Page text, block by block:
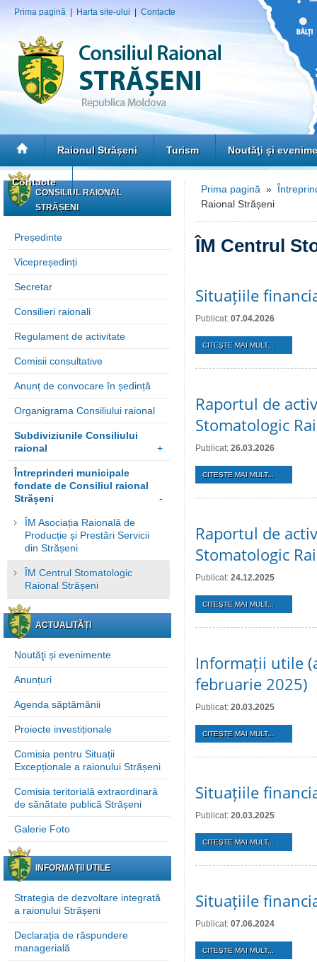
Prima pagină Harta site-ului Contacte
Raionul Strășeni Turism Noutăţi și
Contacte
CONSILIUL RAIONAL
STRĂȘENI
Președinte
Vicepreședinți
Secretar
Consilieri raionali
Regulament de activitate
Comisii consultative
Anunț de convocare în ședință
Organigrama Consiliului raional
Subdiviziunile Consiliului
raional
+
Întreprinderi municipale
fondate de Consiliul raional
Strășeni
-
ÎM Asociația Raională de
Producție și Prestări Servicii
din Strășeni
ÎM Centrul Stomatologic
Raional Strășeni
ACTUALITĂȚI
Noutăţi și evenimente
Anunțuri
Agenda săptămânii
Proiecte investiționale
Comisia pentru Situații
Excepționale a raionului Strășeni
Comisia teritorială extraordinară
de sănătate publică Strășeni
Galerie Foto
INFORMAȚII UTILE
Strategia de dezvoltare integrată
a raionului Strășeni
Declarația de răspundere
managerială
Prima pagină »
Raional Strășeni
ÎM Centrul
Situațiile
Publicat: 07.04.2026
CITEŞTE MAI MULT...
Raportul de
Stomatologic
Publicat: 26.03.2026
CITEŞTE MAI MULT...
Raportul de
Stomatologic
Publicat: 24.12.2025
CITEŞTE MAI MULT...
Informații utile
februarie 2025)
Publicat: 20.03.2025
CITEŞTE MAI MULT...
Situațiile
Publicat: 20.03.2025
CITEŞTE MAI MULT...
Situațiile
Publicat: 07.06.2024
CITEŞTE MAI MULT...